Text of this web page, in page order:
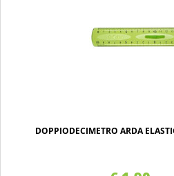
DOPPIODECIMETRO ARDA